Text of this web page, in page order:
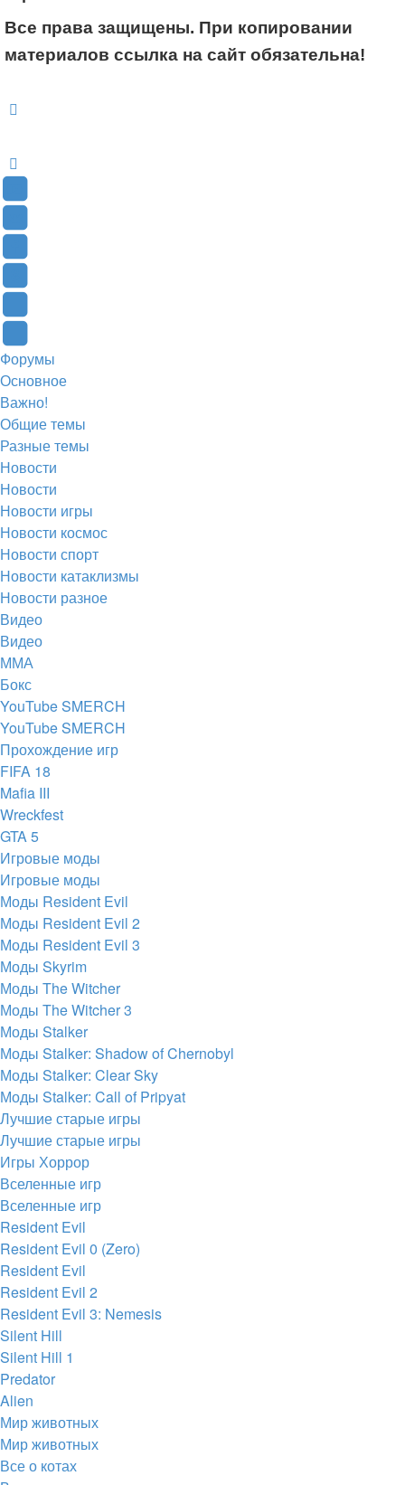
Все права защищены. При копировании
материалов ссылка на сайт обязательна!
вкладке)
вкладке)
новой
вкладке)
в
новой
вкладке)
(Откроется
в
новой
вкладке)
Форумы
Основное
Важно!
Общие темы
Разные темы
Новости
Новости
Новости игры
Новости космос
Новости спорт
Новости катаклизмы
Новости разное
Видео
Видео
ММА
Бокс
YouTube SMERCH
YouTube SMERCH
Прохождение игр
FIFA 18
Mafia III
Wreckfest
GTA 5
Игровые моды
Игровые моды
Моды Resident Evil
Моды Resident Evil 2
Моды Resident Evil 3
Моды Skyrim
Моды The Witcher
Моды The Witcher 3
Моды Stalker
Моды Stalker: Shadow of Chernobyl
Моды Stalker: Clear Sky
Моды Stalker: Call of Pripyat
Лучшие старые игры
Лучшие старые игры
Игры Хоррор
Вселенные игр
Вселенные игр
Resident Evil
Resident Evil 0 (Zero)
Resident Evil
Resident Evil 2
Resident Evil 3: Nemesis
Silent Hill
Silent Hill 1
Predator
Alien
Мир животных
Мир животных
Все о котах